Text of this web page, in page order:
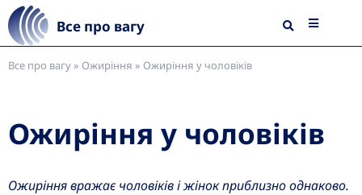
Все про вагу
Все про вагу» Ожиріння » Ожиріння у чоловіків
Ожиріння у чоловіків
Ожиріння вражає чоловіків і жінок приблизно однаково.